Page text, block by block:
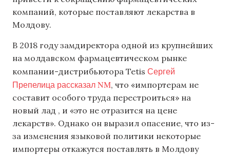
компаний, которые поставляют лекарства в
Молдову.
В 2018 году замдиректора одной из крупнейших
на молдавском фармацевтическом рынке
компании-дистрибьютора Tetis Сергей
Препелица рассказал NM, что «импортерам не
составит особого труда перестроиться» на
новый лад , и «это не отразится на цене
лекарств». Однако он выразил опасение, что из-
за изменения языковой политики некоторые
импортеры откажутся поставлять в Молдову